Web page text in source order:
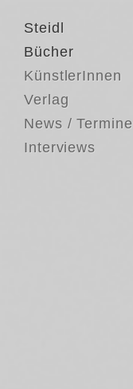
Steidl
Bücher
KünstlerInnen
Verlag
News / Termine
Interviews